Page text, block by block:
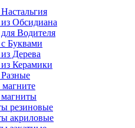
Обсидиана
Водителя
Буквами
Дерева
Керамики
резиновые
акриловые